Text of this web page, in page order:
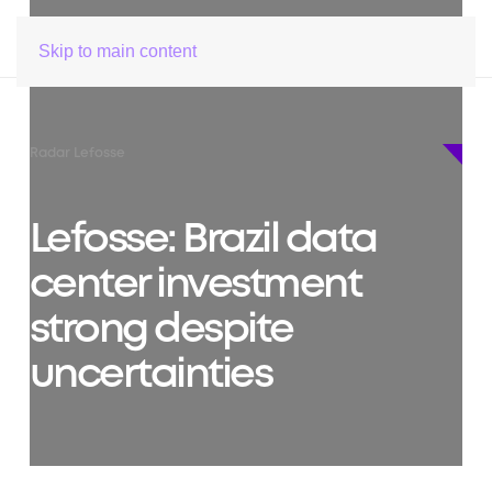
Skip to main content
Lefosse: Brazil data
center investment
strong despite
uncertainties